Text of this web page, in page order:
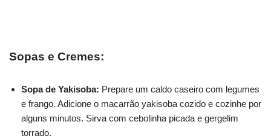
Sopas e Cremes:
Sopa de Yakisoba: Prepare um caldo caseiro com legumes
e frango. Adicione o macarrão yakisoba cozido e cozinhe por
alguns minutos. Sirva com cebolinha picada e gergelim
torrado.